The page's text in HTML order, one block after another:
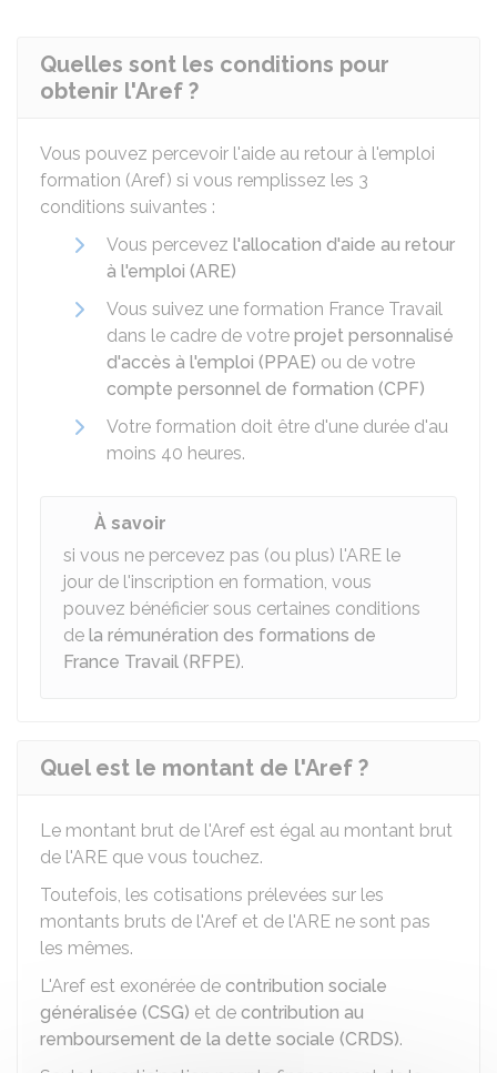
Quelles sont les conditions pour
obtenir l'Aref ?
Vous pouvez percevoir l'aide au retour à l'emploi
formation (Aref) si vous remplissez les 3
conditions suivantes :
Vous percevez l'allocation d'aide au retour
à l'emploi (ARE)
Vous suivez une formation France Travail
dans le cadre de votre projet personnalisé
d'accès à l'emploi (PPAE) ou de votre
compte personnel de formation (CPF)
Votre formation doit être d'une durée d'au
moins 40 heures.
À savoir
si vous ne percevez pas (ou plus) l'ARE le
jour de l'inscription en formation, vous
pouvez bénéficier sous certaines conditions
de la rémunération des formations de
France Travail (RFPE).
Quel est le montant de l'Aref ?
Le montant brut de l'Aref est égal au montant brut
de l'ARE que vous touchez.
Toutefois, les cotisations prélevées sur les
montants bruts de l'Aref et de l'ARE ne sont pas
les mêmes.
L'Aref est exonérée de contribution sociale
généralisée (CSG) et de contribution au
remboursement de la dette sociale (CRDS).